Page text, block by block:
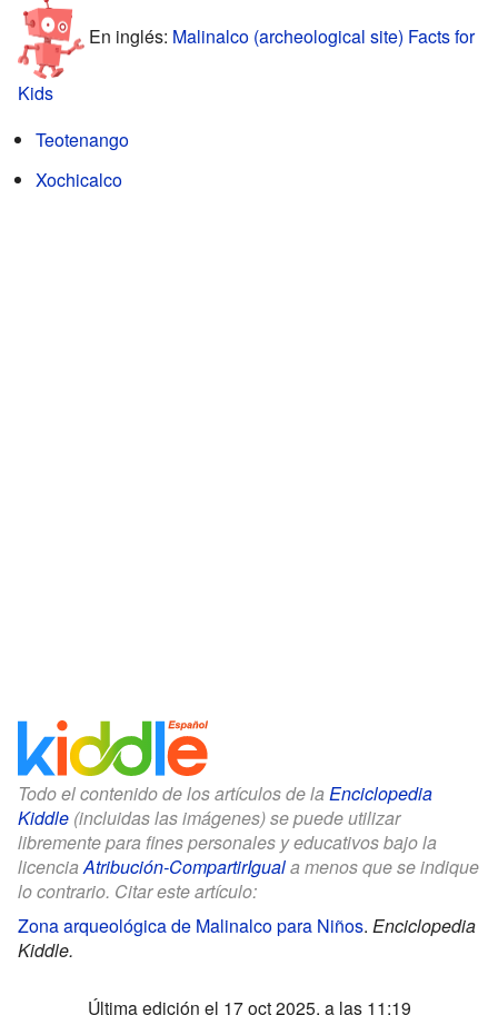
En inglés: Malinalco (archeological site) Facts for
Kids
Teotenango
Xochicalco
Todo el contenido de los artículos de la Enciclopedia
Kiddle (incluidas las imágenes) se puede utilizar
libremente para fines personales y educativos bajo la
licenciaAtribución-CompartirIguala menos que se indique
lo contrario. Citar este artículo:
Zona arqueológica de Malinalco para Niños. Enciclopedia
Kiddle.
Última edición el 17 oct 2025, a las 11:19